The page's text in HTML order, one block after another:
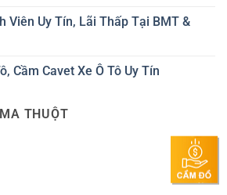
Viên Uy Tín, Lãi Thấp Tại BMT &
Cầm Cavet Xe Ô Tô Uy Tín
THUỘT